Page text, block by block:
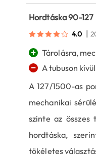
Hordtáska 90-
4.0 |
+ Tárolásra,
− A tubuson
A 127/1500-as
mechanikai
szinte az összes
hordtáska,
tökéletes